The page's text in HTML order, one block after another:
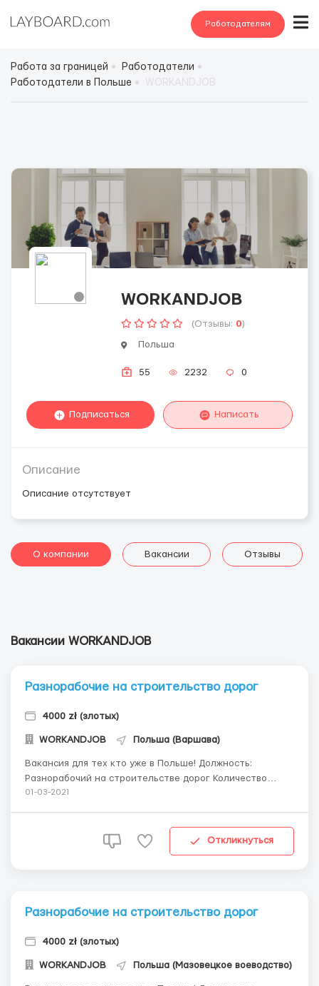
Работодателям
Работа за границей
Работодатели
Работодатели в Польше
WORKANDJOB
(Отзывы: 0)
Польша
55 2232 0
Подписаться Написать
Описание
Описание отсутствует
О компании Вакансии Отзывы
Вакансии WORKANDJOB
Разнорабочие на строительство дорог
4000 zł (злотых)
WORKANDJOB Польша (Варшава)
Вакансия для тех кто уже в Польше! Должность:
Разнорабочий на строительстве дорог Количество
вакансий: 15 Опыт работы: не требуется Перечень
город: Siedlce (100 км от Варшавы) Колич...
01-03-2021
Откликнуться
Разнорабочие на строительство дорог
4000 zł (злотых)
WORKANDJOB Польша (Мазовецкое воеводство)